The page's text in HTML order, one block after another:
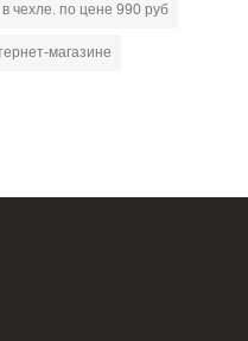
чехле. по цене 990 руб
магазине